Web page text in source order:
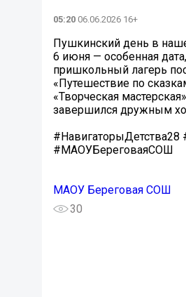
05:20 06.06.2026 16+
Пушкинский день в
6 июня — особенная
пришкольный лагерь
«Путешествие по
«Творческая
завершился дружным
#МАОУБереговаяСОШ
МАОУ Береговая СОШ
30